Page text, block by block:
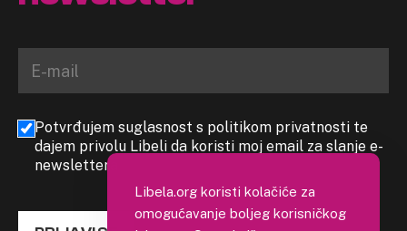
Potvrđujem suglasnost s politikom privatnosti te
dajem privolu Libeli da koristi moj email za slanje e-
newslettera
Libela.org koristi kolačiće za
omogućavanje boljeg korisničkog